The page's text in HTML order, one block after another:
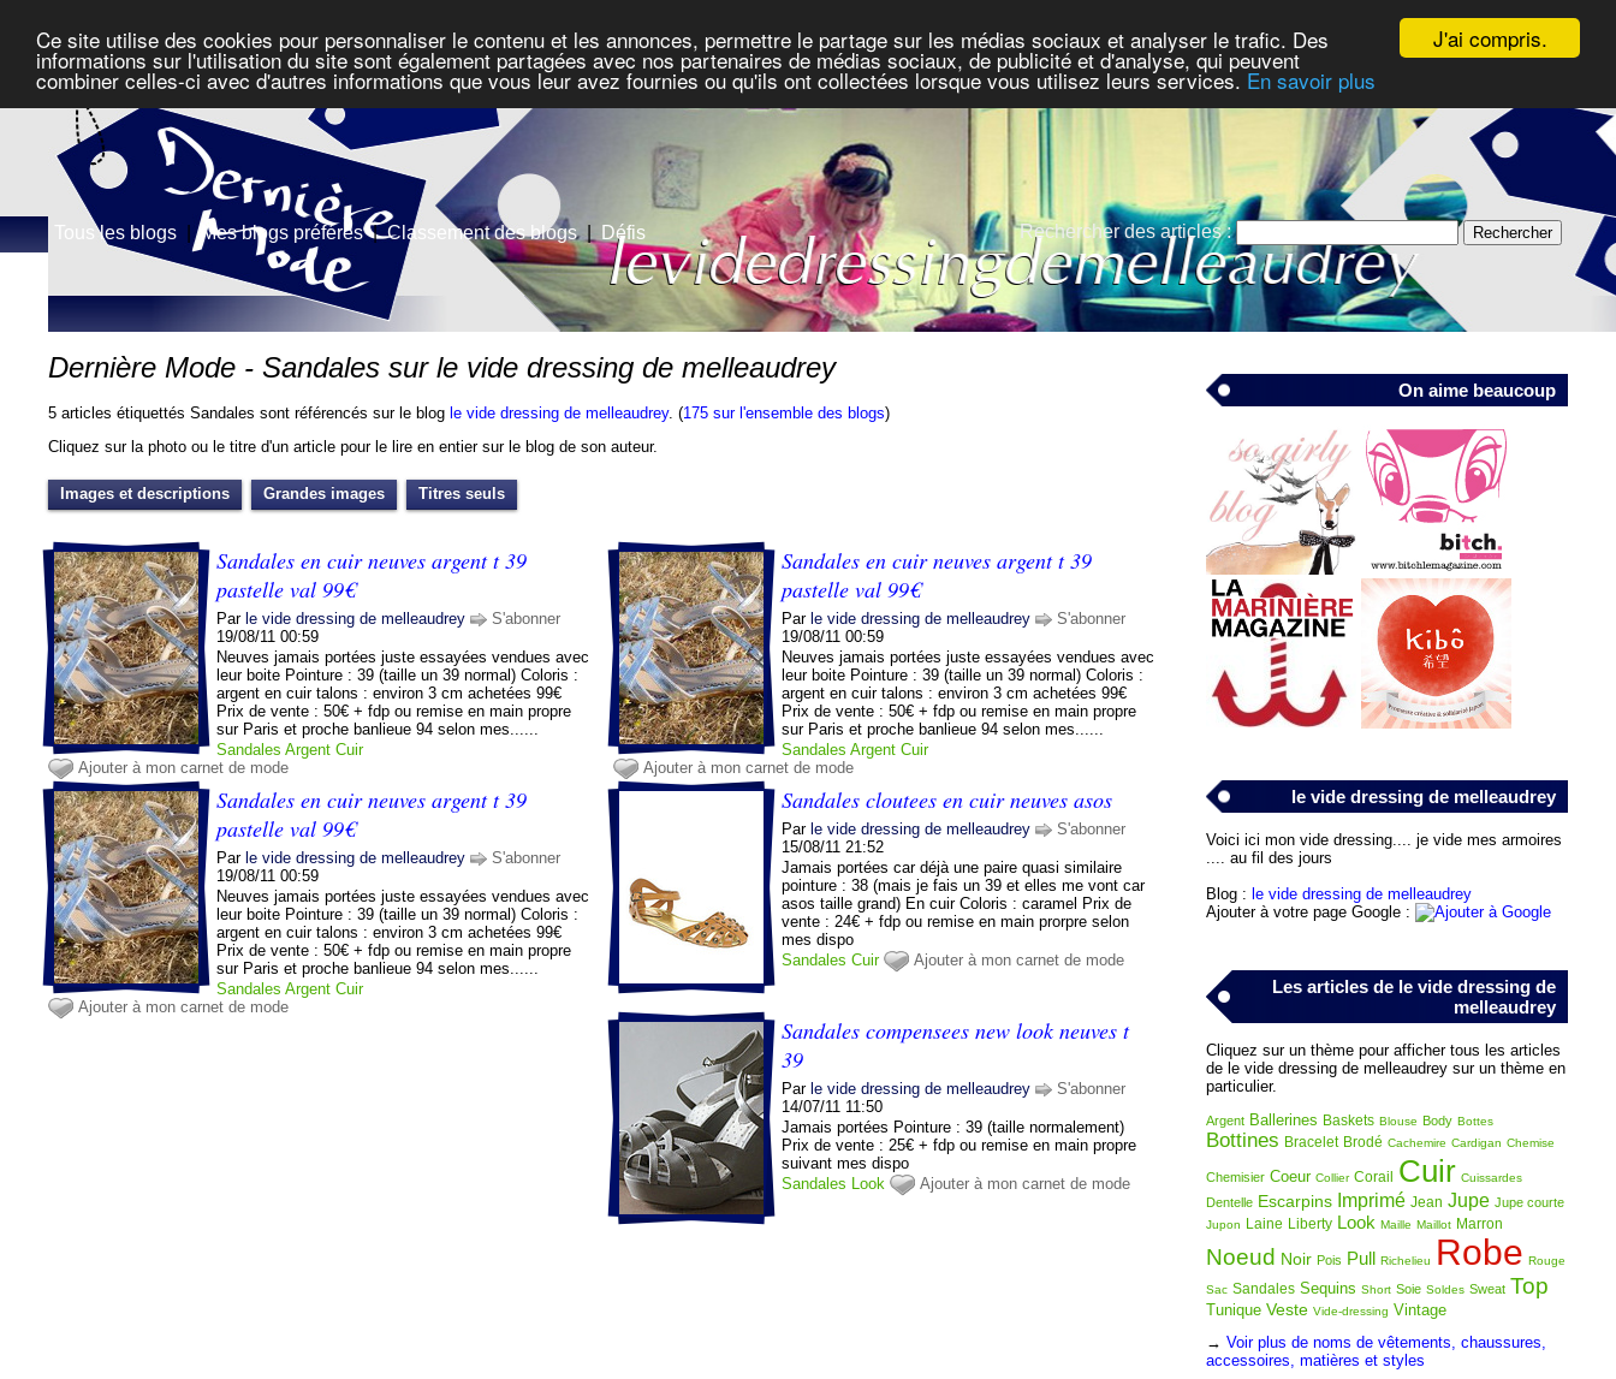
J'ai compris.
Ce site utilise des cookies pour personnaliser le contenu et les annonces, permettre le partage sur les médias sociaux et analyser le trafic. Des
informations sur l'utilisation du site sont également partagées avec nos partenaires de médias sociaux, de publicité et d'analyse, qui peuvent
combiner celles-ci avec d'autres informations que vous leur avez fournies ou qu'ils ont collectées lorsque vous utilisez leurs services. En savoir plus
Tous les blogs | Mes blogs préférés|Classement des blogs| Défis Rechercher des articles :
Dernière Mode - Sandales sur le vide dressing de melleaudrey
5 articles étiquettés Sandales sont référencés sur le blog le vide dressing de melleaudrey. (175 sur l'ensemble des blogs)
Cliquez sur la photo ou le titre d'un article pour le lire en entier sur le blog de son auteur.
Images et descriptions Grandes images Titres seuls
Sandales en cuir neuves argent t 39
pastelle val 99€
Par le vide dressing de melleaudrey
S'abonner
19/08/11 00:59
Neuves jamais portées juste essayées vendues avec
leur boite Pointure : 39 (taille un 39 normal) Coloris :
argent en cuir talons : environ 3 cm achetées 99€
Prix de vente : 50€ + fdp ou remise en main propre
sur Paris et proche banlieue 94 selon mes......
Sandales Argent Cuir
Ajouter à mon carnet de mode
Sandales en cuir neuves argent t 39
pastelle val 99€
Par le vide dressing de melleaudrey
S'abonner
19/08/11 00:59
Neuves jamais portées juste essayées vendues avec
leur boite Pointure : 39 (taille un 39 normal) Coloris :
argent en cuir talons : environ 3 cm achetées 99€
Prix de vente : 50€ + fdp ou remise en main propre
sur Paris et proche banlieue 94 selon mes......
Sandales Argent Cuir
Ajouter à mon carnet de mode
Sandales en cuir neuves argent t 39
pastelle val 99€
Par le vide dressing de melleaudrey
S'abonner
19/08/11 00:59
Neuves jamais portées juste essayées vendues avec
leur boite Pointure : 39 (taille un 39 normal) Coloris :
argent en cuir talons : environ 3 cm achetées 99€
Prix de vente : 50€ + fdp ou remise en main propre
sur Paris et proche banlieue 94 selon mes......
Sandales Argent Cuir
Ajouter à mon carnet de mode
Sandales cloutees en cuir neuves asos
Par le vide dressing de melleaudrey
S'abonner
15/08/11 21:52
Jamais portées car déjà une paire quasi similaire
pointure : 38 (mais je fais un 39 et elles me vont car
asos taille grand) En cuir Coloris : caramel Prix de
vente : 24€ + fdp ou remise en main prorpre selon
mes dispo
Sandales Cuir Ajouter à mon carnet de mode
Sandales compensees new look neuves t
39
Par le vide dressing de melleaudrey
S'abonner
14/07/11 11:50
Jamais portées Pointure : 39 (taille normalement)
Prix de vente : 25€ + fdp ou remise en main propre
suivant mes dispo
Sandales
Look Ajouter à mon carnet de mode
On aime beaucoup
le vide dressing de melleaudrey
Voici ici mon vide dressing.... je vide mes armoires
.... au fil des jours
Blog : le vide dressing de melleaudrey
Ajouter à votre page Google :
Les articles de le vide dressing de
melleaudrey
Cliquez sur un thème pour afficher tous les articles
de le vide dressing de melleaudrey sur un thème en
particulier.
Argent Ballerines Baskets Blouse Body Bottes
Bottines Bracelet Brodé Cachemire Cardigan Chemise
Chemisier Coeur Collier Corail Cuir Cuissardes
Dentelle Escarpins Imprimé Jean Jupe Jupe courte
Jupon Laine Liberty Look Maille Maillot Marron
Noeud Noir Pois Pull Richelieu Robe Rouge
Sac Sandales Sequins Short Soie Soldes Sweat Top
Tunique Veste Vide-dressing Vintage
→ Voir plus de noms de vêtements, chaussures,
accessoires, matières et styles